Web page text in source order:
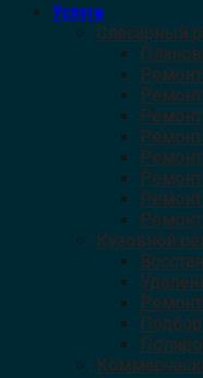
Услуги
Слесарный
Кузовной